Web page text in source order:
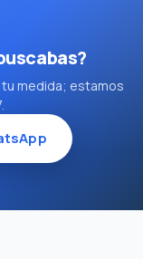
tu medida; estamos